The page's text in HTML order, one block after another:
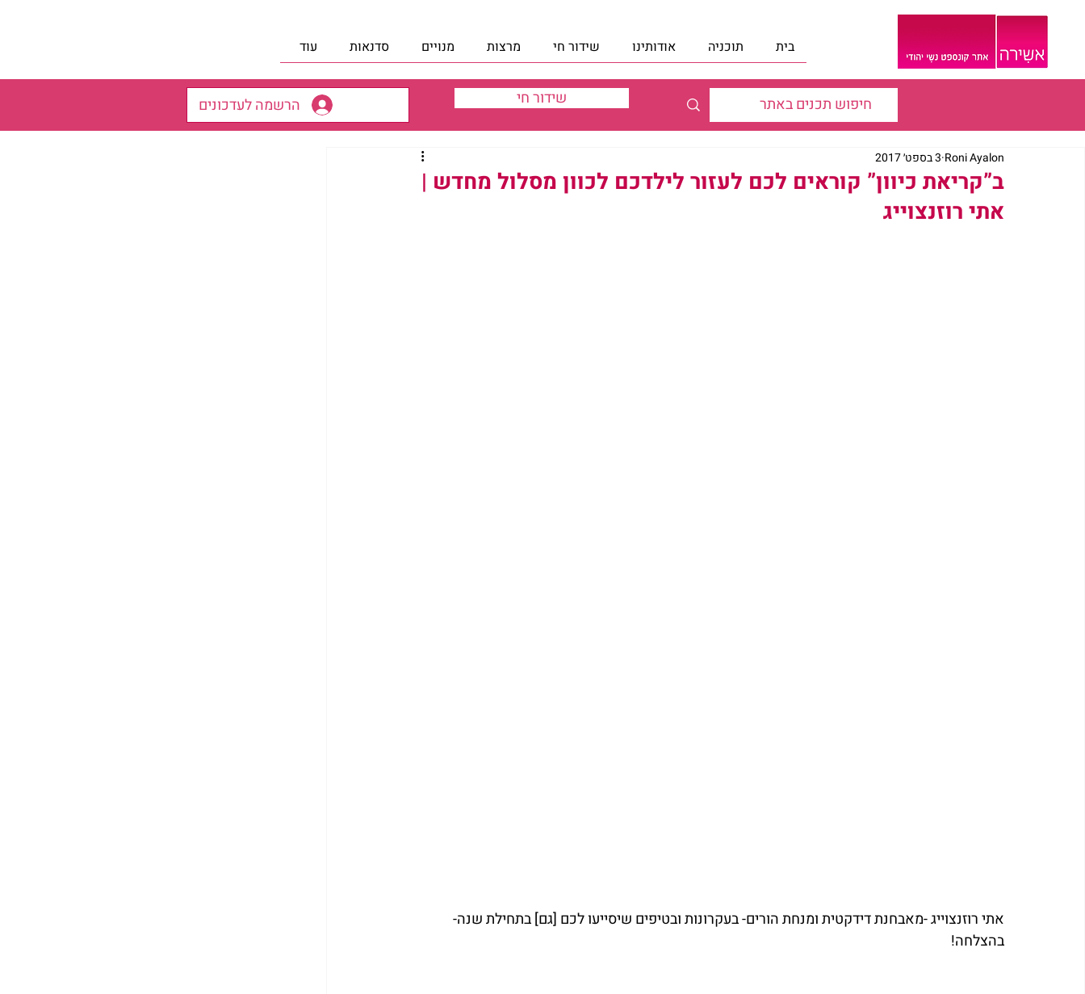
בית תוכניה אודותינו שידור חי מרצות מנויים סדנאות עוד
הרשמה לעדכונים שידור חי
ב”קריאת כיוון” קוראים לכם לעזור לילדכם לכוון מסלול מחדש |
אתי רוזנצוייג
Roni Ayalon 3 בספט׳ 2017
אתי רוזנצוייג -מאבחנת דידקטית ומנחת הורים- בעקרונות ובטיפים שיסייעו לכם [גם] בתחילת שנה-
בהצלחה!